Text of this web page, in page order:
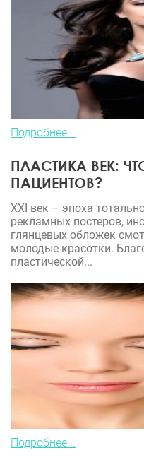
Подробнее...
ПЛАСТИКА ВЕК:
ПАЦИЕНТОВ?
XXI век – эпоха
рекламных постеров,
глянцевых обложек
молодые красотки.
пластической...
Подробнее...